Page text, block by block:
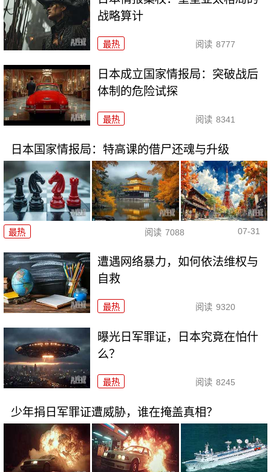
战略算计
最热 阅读 8777
日本成立国家情报局：突破战后
体制的危险试探
最热 阅读 8341
日本国家情报局：特高课的借尸还魂与升级
最热 阅读 7088 07-31
遭遇网络暴力，如何依法维权与
自救
最热 阅读 9320
曝光日军罪证，日本究竟在怕什
么？
最热 阅读 8245
少年捐日军罪证遭威胁，谁在掩盖真相？